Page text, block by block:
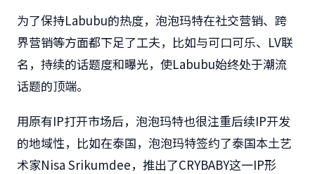
为了保持Labubu的热度，泡泡玛特在社交营销、跨
界营销等方面都下足了工夫，比如与可口可乐、LV联
名，持续的话题度和曝光，使Labubu始终处于潮流
话题的顶端。
用原有IP打开市场后，泡泡玛特也很注重后续IP开发
的地域性，比如在泰国，泡泡玛特签约了泰国本土艺
术家Nisa Srikumdee，推出了CRYBABY这一IP形